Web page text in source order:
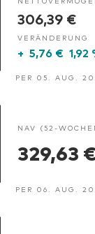
306,39 €
VERÄNDERUNG
+ 5,76 € 1,92
PER 05. AUG.
NAV (52-
329,63
PER 06. AUG.